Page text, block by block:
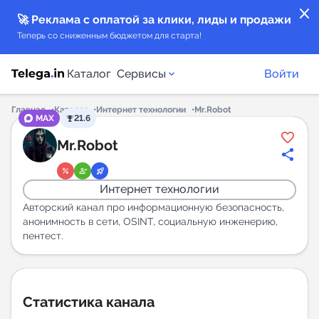
close
🚀 Реклама с оплатой за клики, лиды и продажи
Теперь со сниженным бюджетом для старта!
Каталог Сервисы
Каталог каналов
Каталог ботов
Горящие предложения
Индекс читаемости каналов в Telegram
Войти
Главная Каталог Интернет технологии
Mr.Robot
MAX
21.6
Mr.Robot
Интернет технологии
Авторский канал про информационную безопасность,
анонимность в сети, OSINT, социальную инженерию,
пентест.
Статистика канала